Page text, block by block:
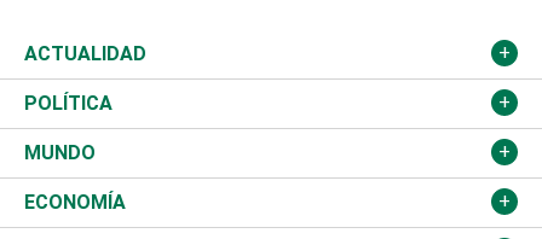
ACTUALIDAD
Nacional
Ciudad
Educación
POLÍTICA
Partidos
JCE
MUNDO
Estados Unidos
ECONOMÍA